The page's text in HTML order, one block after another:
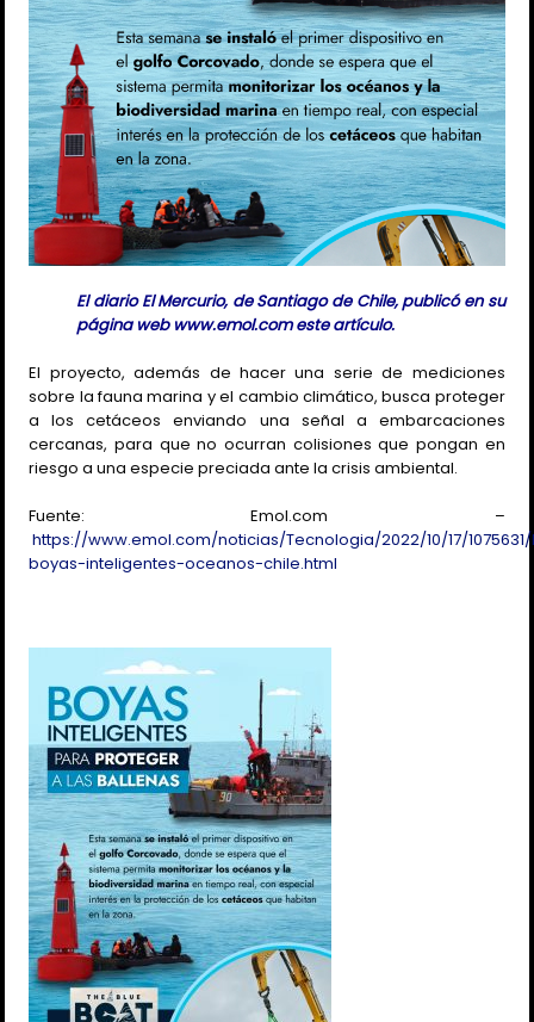
El diario El Mercurio, de Santiago de Chile, publicó en su
página web www.emol.com este artículo.
El proyecto, además de hacer una serie de mediciones
sobre la fauna marina y el cambio climático, busca proteger
a los cetáceos enviando una señal a embarcaciones
cercanas, para que no ocurran colisiones que pongan en
riesgo a una especie preciada ante la crisis ambiental.
Fuente: Emol.com –
https://www.emol.com/noticias/Tecnologia/2022/10/17/
boyas-inteligentes-oceanos-chile.html